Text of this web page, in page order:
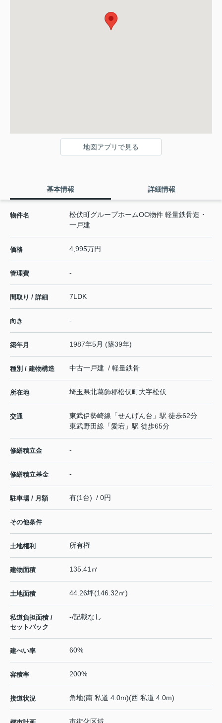
地図アプリで見る
基本情報 詳細情報
物件名
松伏町グループホームOC物件 軽量鉄骨造・
一戸建
価格 4,995万円
管理費 -
間取り / 詳細 7LDK
向き -
築年月 1987年5月 (築39年)
種別 / 建物構造 中古一戸建 / 軽量鉄骨
所在地 埼玉県北葛飾郡松伏町大字松伏
交通 東武伊勢崎線 「せんげん台 」駅 徒歩62分
東武野田線 「愛宕 」駅 徒歩65分
修繕積立金 -
修繕積立基金 -
駐車場 / 月額 有(1台) / 0円
その他条件
土地権利 所有権
建物面積 135.41㎡
土地面積 44.26坪(146.32㎡)
私道負担面積 /
セットバック
-/記載なし
建ぺい率 60%
容積率 200%
接道状況 角地(南 私道 4.0m)(西 私道 4.0m)